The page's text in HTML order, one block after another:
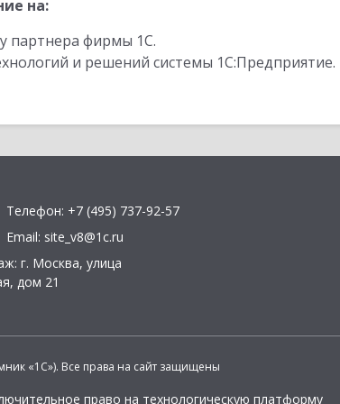
на:
партнера фирмы 1С.
и решений системы 1С:Предприятие.
Телефон: +7 (495) 737-92-57
Email: site_v8@1c.ru
г. Москва, улица
дом 21
«1С»). Все права на сайт защищены
право на технологическую платформу